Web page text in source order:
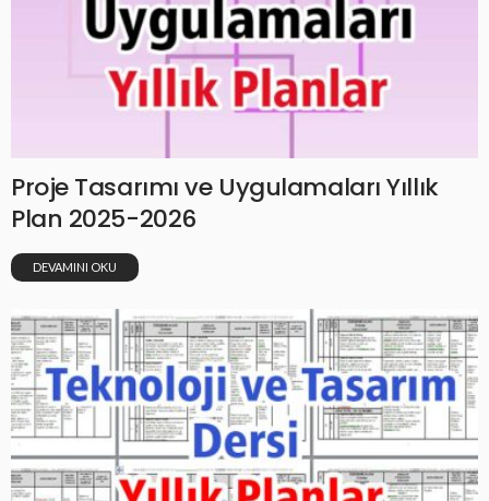
Proje Tasarımı ve Uygulamaları Yıllık
Plan 2025-2026
DEVAMINI OKU